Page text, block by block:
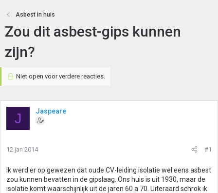
Asbest in huis
Zou dit asbest-gips kunnen
zijn?
Niet open voor verdere reacties.
J Jaspeare
12 jan 2014 #1
Ik werd er op gewezen dat oude CV-leiding isolatie wel eens asbest
zou kunnen bevatten in de gipslaag. Ons huis is uit 1930, maar de
isolatie komt waarschijnlijk uit de jaren 60 a 70. Uiteraard schrok ik